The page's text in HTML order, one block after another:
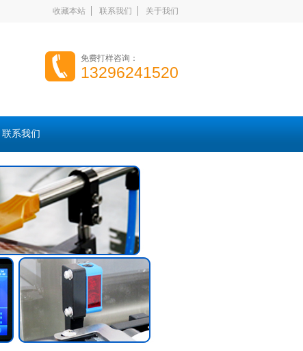
收藏本站 联系我们 关于我们
免费打样咨询：
13296241520
联系我们